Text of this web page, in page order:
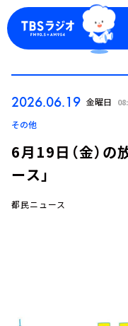
2026.06.19 金曜日
その他
6月19日（金）の
ース」
都民ニュース